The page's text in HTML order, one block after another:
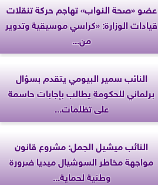
عضو «صحة النواب» تهاجم حركة تنقلات
قيادات الوزارة: «كراسي موسيقية وتدوير
من...
النائب سمير البيومي يتقدم بسؤال
برلماني للحكومة يطالب بإجابات حاسمة
على تظلمات...
النائب ميشيل الجمل: مشروع قانون
مواجهة مخاطر السوشيال ميديا ضرورة
وطنية لحماية...